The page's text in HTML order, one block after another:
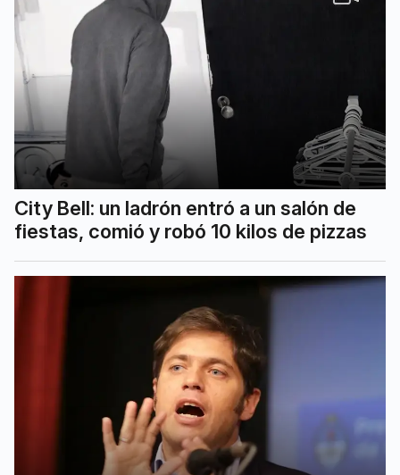
City Bell: un ladrón entró a un salón de
fiestas, comió y robó 10 kilos de pizzas